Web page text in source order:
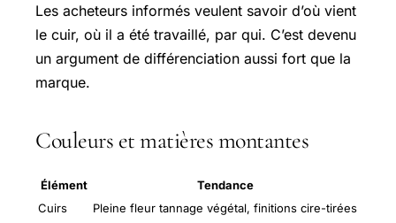
Les acheteurs informés veulent savoir d’où vient
le cuir, où il a été travaillé, par qui. C’est devenu
un argument de différenciation aussi fort que la
marque.
Couleurs et matières montantes
Élément
Tendance
Cuirs
Pleine fleur tannage végétal, finitions cire-tirées